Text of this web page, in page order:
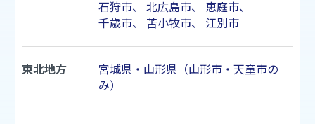
石狩市、 北広島市、 恵庭市、
千歳市、 苫小牧市、 江別市
東北地方
宮城県・山形県（山形市・天童市の
み）